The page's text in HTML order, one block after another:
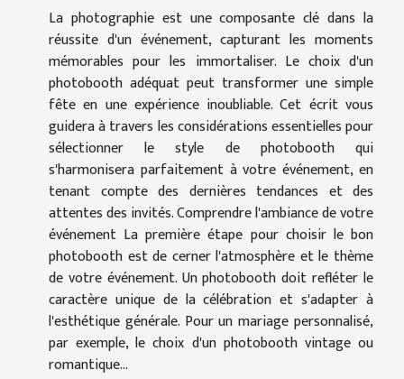
La photographie est une composante clé dans la
réussite d'un événement, capturant les moments
mémorables pour les immortaliser. Le choix d'un
photobooth adéquat peut transformer une simple
fête en une expérience inoubliable. Cet écrit vous
guidera à travers les considérations essentielles pour
sélectionner le style de photobooth qui
s'harmonisera parfaitement à votre événement, en
tenant compte des dernières tendances et des
attentes des invités. Comprendre l'ambiance de votre
événement La première étape pour choisir le bon
photobooth est de cerner l'atmosphère et le thème
de votre événement. Un photobooth doit refléter le
caractère unique de la célébration et s'adapter à
l'esthétique générale. Pour un mariage personnalisé,
par exemple, le choix d'un photobooth vintage ou
romantique...